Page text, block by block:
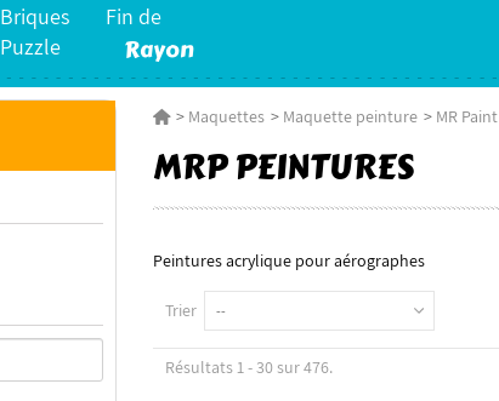
Briques
Puzzle
Fin de
Rayon
> Maquettes > Maquette peinture > MR Paint
MRP PEINTURES
Peintures acrylique pour aérographes
Trier --
Résultats 1 - 30 sur 476.